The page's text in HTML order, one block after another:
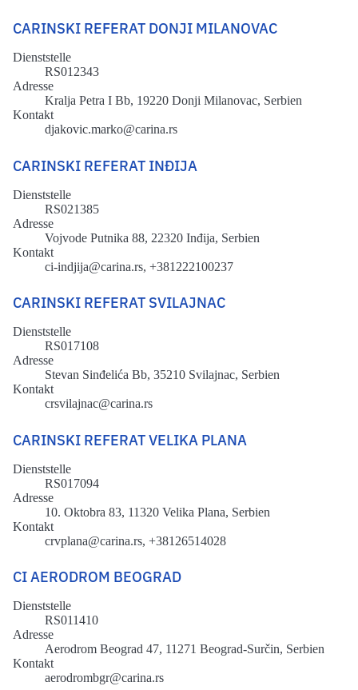
CARINSKI REFERAT DONJI MILANOVAC
Dienststelle
RS012343
Adresse
Kralja Petra I Bb, 19220 Donji Milanovac, Serbien
Kontakt
djakovic.marko@carina.rs
CARINSKI REFERAT INĐIJA
Dienststelle
RS021385
Adresse
Vojvode Putnika 88, 22320 Inđija, Serbien
Kontakt
ci-indjija@carina.rs, +381222100237
CARINSKI REFERAT SVILAJNAC
Dienststelle
RS017108
Adresse
Stevan Sinđelića Bb, 35210 Svilajnac, Serbien
Kontakt
crsvilajnac@carina.rs
CARINSKI REFERAT VELIKA PLANA
Dienststelle
RS017094
Adresse
10. Oktobra 83, 11320 Velika Plana, Serbien
Kontakt
crvplana@carina.rs, +38126514028
CI AERODROM BEOGRAD
Dienststelle
RS011410
Adresse
Aerodrom Beograd 47, 11271 Beograd-Surčin, Serbien
Kontakt
aerodrombgr@carina.rs